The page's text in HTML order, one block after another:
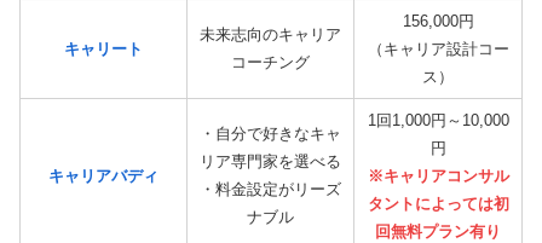
キャリート
未来志向のキャリア
コーチング
156,000円
（キャリア設計コー
ス）
キャリアバディ
・自分で好きなキャ
リア専門家を選べる
・料金設定がリーズ
ナブル
1回1,000円～10,000
円
※キャリアコンサル
タントによっては初
回無料プラン有り